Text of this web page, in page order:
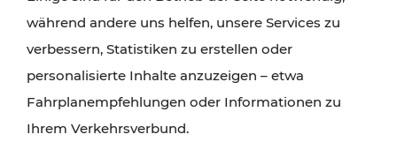
Angeboten des VOR gut und schnell erreichbar.
während andere uns helfen, unsere Services zu
verbessern, Statistiken zu erstellen oder
personalisierte Inhalte anzuzeigen – etwa
Fahrplanempfehlungen oder Informationen zu
Ihrem Verkehrsverbund.